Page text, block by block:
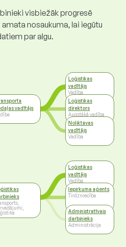
visbiežāk progresē
nosaukuma, lai iegūtu
par algu.
vadītājs
Loģistikas
vadītājs
Vadība
Loģistikas
direktors
Augstākā vadība
Noliktavas
vadītājs
Vadība
Loģistikas
vadītājs
Vadība
Iepirkuma aģents
Tirdzniecība
Administratīvais
darbinieks
Administrācija